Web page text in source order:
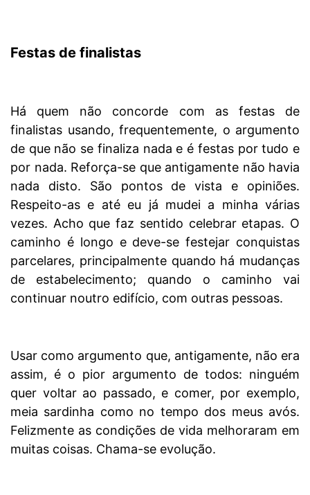
Festas de finalistas
Há quem não concorde com as festas de
finalistas usando, frequentemente, o argumento
de que não se finaliza nada e é festas por tudo e
por nada. Reforça-se que antigamente não havia
nada disto. São pontos de vista e opiniões.
Respeito-as e até eu já mudei a minha várias
vezes. Acho que faz sentido celebrar etapas. O
caminho é longo e deve-se festejar conquistas
parcelares, principalmente quando há mudanças
de estabelecimento; quando o caminho vai
continuar noutro edifício, com outras pessoas.
Usar como argumento que, antigamente, não era
assim, é o pior argumento de todos: ninguém
quer voltar ao passado, e comer, por exemplo,
meia sardinha como no tempo dos meus avós.
Felizmente as condições de vida melhoraram em
muitas coisas. Chama-se evolução.